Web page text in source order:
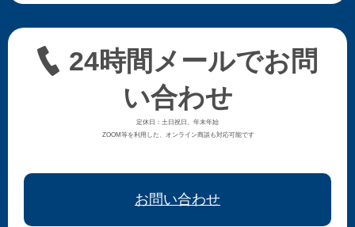
24時間メールでお問
い合わせ
定休日：土日祝日、年末年始
ZOOM等を利用した、オンライン商談も対応可能です
お問い合わせ